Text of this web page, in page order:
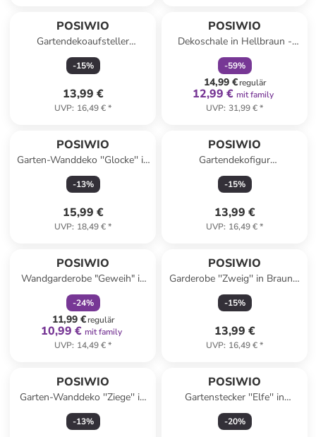
POSIWIO
Gartendekoaufsteller
''Schnecke'' in Rostrot - (B)33
x (H)27 x (T)13 cm
-15%
13,99 €
UVP: 16,49 €*
POSIWIO
Dekoschale in Hellbraun -
(B)40,5 x (H)7 x (T)14 cm
-59%
14,99 €regulär
12,99 € mit family
UVP: 31,99 €*
POSIWIO
Garten-Wanddeko ''Glocke'' in
Braun - (B)20 x (H)18 x (T)10
cm
-13%
15,99 €
UVP: 18,49 €*
POSIWIO
Gartendekofigur
''Damenschuh'' in Bordeaux -
(B)24 x (H)14 x (T)9 cm
-15%
13,99 €
UVP: 16,49 €*
POSIWIO
Wandgarderobe "Geweih" in
Weiß - (B)38 x (H)4 x (T)11
cm
-24%
11,99 €regulär
10,99 € mit family
UVP: 14,49 €*
POSIWIO
Garderobe ''Zweig'' in Braun -
(B)43,5 x (H)14 x (T)4 cm
-15%
13,99 €
UVP: 16,49 €*
POSIWIO
Garten-Wanddeko ''Ziege'' in
Schwarz - (B)20 x (H)35 x
(T)3 cm
-13%
POSIWIO
Gartenstecker ''Elfe'' in
Orange - (B)42 x (H)47 x
(T)14 cm
-20%